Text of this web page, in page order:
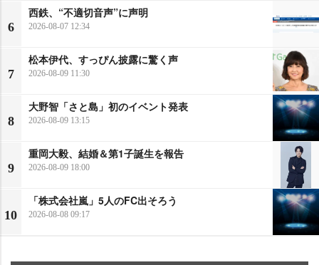
6
西鉄、“不適切音声”に声明
2026-08-07 12:34
7
松本伊代、すっぴん披露に驚く声
2026-08-09 11:30
8
大野智「さと島」初のイベント発表
2026-08-09 13:15
9
重岡大毅、結婚＆第1子誕生を報告
2026-08-09 18:00
10
「株式会社嵐」5人のFC出そろう
2026-08-08 09:17